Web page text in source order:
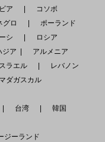
ア
コソボ
グロ
ポーランド
シ
ロシア
ア
アルメニア
ラエル
レバノン
ダガスカル
台湾
韓国
ジーランド